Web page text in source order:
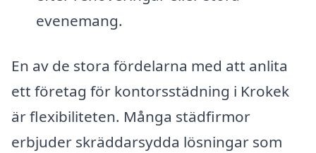
evenemang.
En av de stora fördelarna med att anlita
ett företag för kontorsstädning i Krokek
är flexibiliteten. Många städfirmor
erbjuder skräddarsydda lösningar som